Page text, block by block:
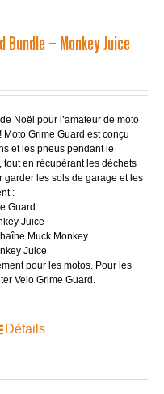
Bundle – Monkey Juice
Noël pour l’amateur de moto
Grime Guard est conçu
et les pneus pendant le
tout en récupérant les déchets
garder les sols de garage et les
:
Guard
Juice
Muck Monkey
Juice
pour les motos. Pour les
Velo Grime Guard.
Détails